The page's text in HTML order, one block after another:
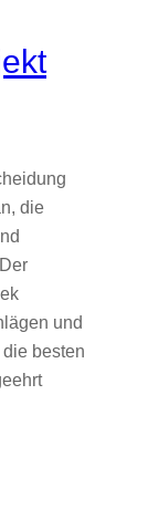
die
und
besten